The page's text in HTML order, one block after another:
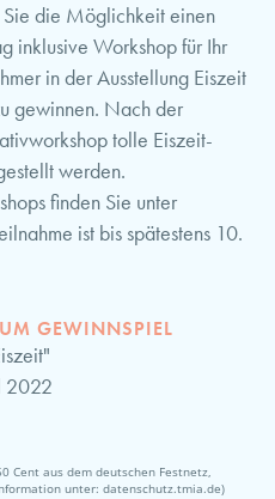
die Möglichkeit einen
inklusive Workshop für Ihr
in der Ausstellung Eiszeit
gewinnen. Nach der
tolle Eiszeit-
werden.
finden Sie unter
ist bis spätestens 10.
GEWINNSPIEL
2022
Cent aus dem deutschen Festnetz,
unter: datenschutz.tmia.de)